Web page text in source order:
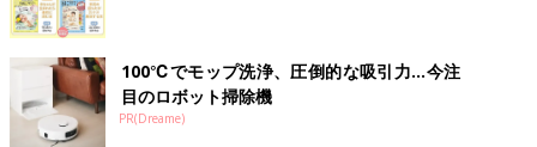
100℃でモップ洗浄、圧倒的な吸引力…今注
目のロボット掃除機
PR(Dreame)